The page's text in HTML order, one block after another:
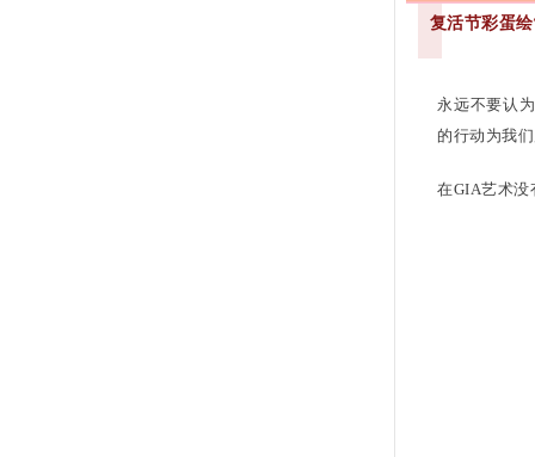
复活节彩蛋
永远不要认
的行动为我
在GIA艺术没